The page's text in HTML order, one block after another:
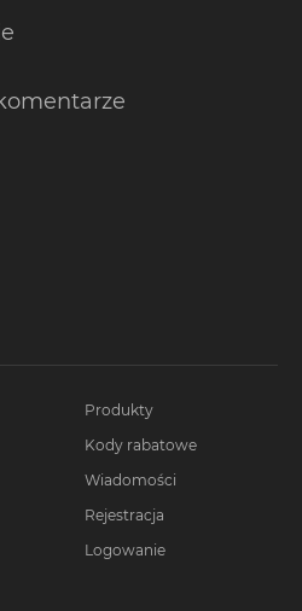
Produkty
Kody rabatowe
Wiadomości
Rejestracja
Logowanie